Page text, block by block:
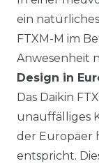
ein
FTXM-M im
Anwesenheit
Design in
Das Daikin
unauffälliges
der Europäer
entspricht.